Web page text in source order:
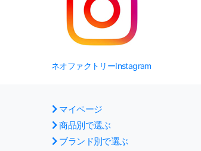
ネオファクトリーInstagram
マイページ
商品別で選ぶ
ブランド別で選ぶ